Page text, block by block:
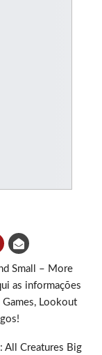
Small – More
as informações
Lookout
All Creatures Big